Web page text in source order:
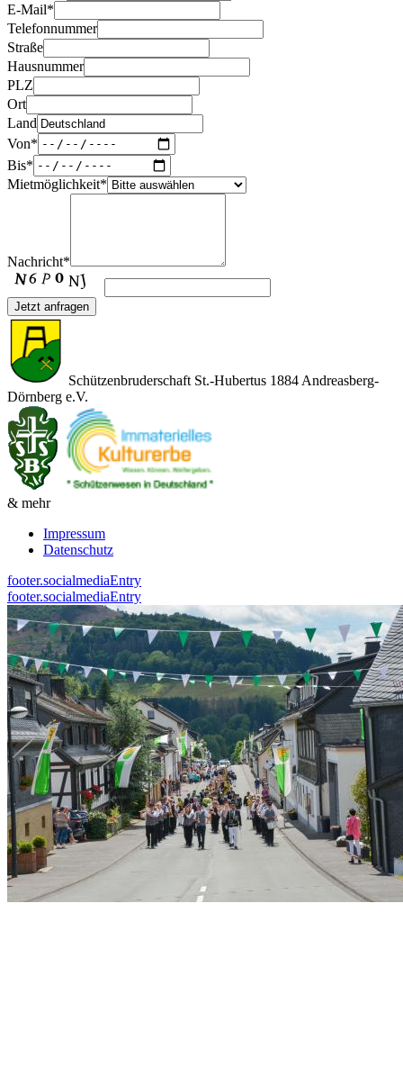
E-Mail*
Telefonnummer
Straße
Hausnummer
PLZ
Ort
Land
Von*
Bis*
Mietmöglichkeit*
Nachricht*
Jetzt anfragen
Schützenbruderschaft St.-Hubertus 1884 Andreasberg-
Dörnberg e.V.
& mehr
Impressum
Datenschutz
footer.socialmediaEntry
footer.socialmediaEntry